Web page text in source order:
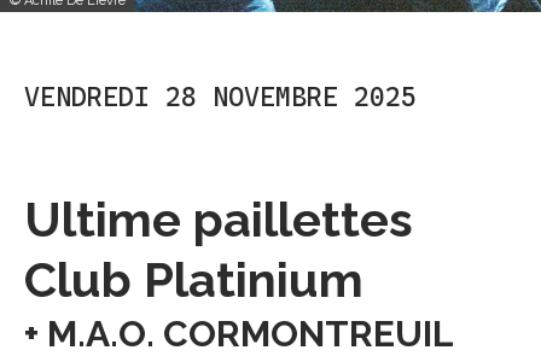
VENDREDI 28 NOVEMBRE 2025
Ultime paillettes
Club Platinium
M.A.O. CORMONTREUIL